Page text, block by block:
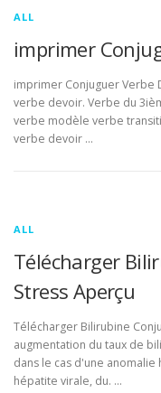
ALL
imprimer
imprimer Conjuguer Verbe
verbe devoir. Verbe du
verbe modèle verbe
verbe devoir …
ALL
Télécharger
Stress Aperçu
Télécharger Bilirubine
augmentation du taux de
dans le cas d'une
hépatite virale, du. …